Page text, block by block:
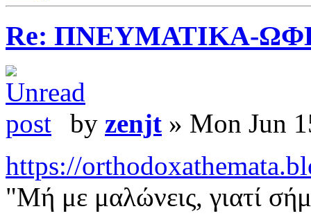
Re: ΠΝΕΥΜΑΤΙΚΑ-
by zenjt » Mon Jun
https://
"Μή με μαλώνεις, γιατί